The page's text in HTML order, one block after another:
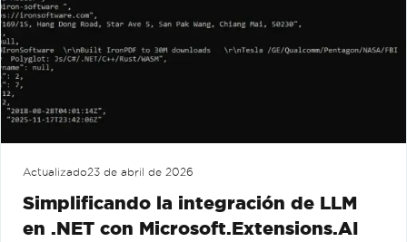
Actualizado23 de abril de 2026
Simplificando la integración de LLM
en .NET con Microsoft.Extensions.AI